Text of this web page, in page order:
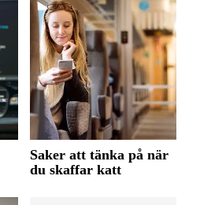
Saker att tänka på när
du skaffar katt